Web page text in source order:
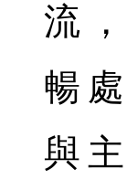
流
暢
與